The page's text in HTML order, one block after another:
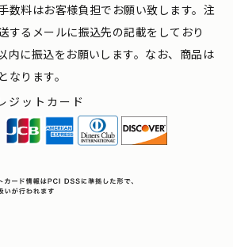
数料はお客様負担でお願い致します。注
するメールに振込先の記載をしており
内に振込をお願いします。なお、商品は
なります。
ジットカード